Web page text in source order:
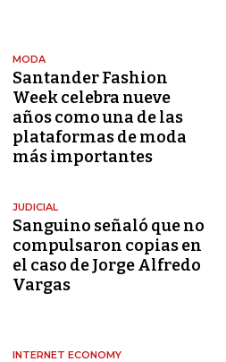
MODA
Santander Fashion
Week celebra nueve
años como una de las
plataformas de moda
más importantes
JUDICIAL
Sanguino señaló que no
compulsaron copias en
el caso de Jorge Alfredo
Vargas
INTERNET ECONOMY